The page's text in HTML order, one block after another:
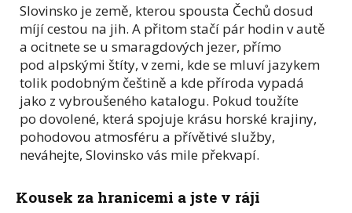
Slovinsko je země, kterou spousta Čechů dosud
míjí cestou na jih. A přitom stačí pár hodin v autě
a ocitnete se u smaragdových jezer, přímo
pod alpskými štíty, v zemi, kde se mluví jazykem
tolik podobným češtině a kde příroda vypadá
jako z vybroušeného katalogu. Pokud toužíte
po dovolené, která spojuje krásu horské krajiny,
pohodovou atmosféru a přívětivé služby,
neváhejte, Slovinsko vás mile překvapí.
Kousek za hranicemi a jste v ráji